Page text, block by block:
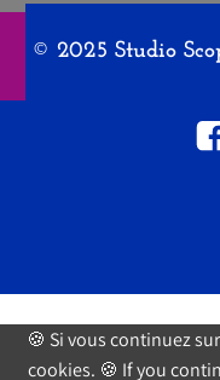
© 2025 Studio
🍪 Si vous continuez
cookies. 🍪 If you